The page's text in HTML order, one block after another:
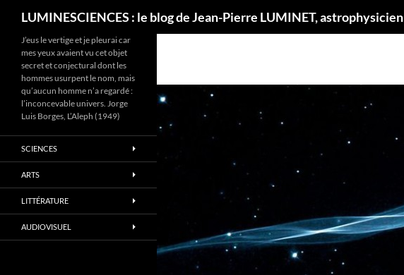
LUMINESCIENCES : le blog de Jean-Pierre LUMINET, astrophysicien
J’eus le vertige et je pleurai car
mes yeux avaient vu cet objet
secret et conjectural dont les
hommes usurpent le nom, mais
qu’aucun homme n’a regardé :
l’inconcevable univers. Jorge
Luis Borges, L’Aleph (1949)
SCIENCES
ARTS
LITTÉRATURE
AUDIOVISUEL